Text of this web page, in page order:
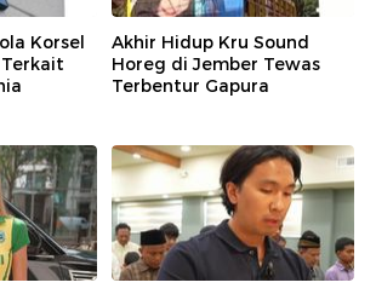
Korsel
Akhir Hidup Kru Sound
Horeg di Jember Tewas
Terbentur Gapura